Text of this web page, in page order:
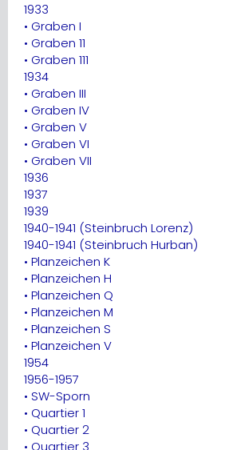
1933
• Graben I
• Graben 11
• Graben 111
1934
• Graben III
• Graben IV
• Graben V
• Graben VI
• Graben VII
1936
1937
1939
1940-1941 (Steinbruch Lorenz)
1940-1941 (Steinbruch Hurban)
• Planzeichen K
• Planzeichen H
• Planzeichen Q
• Planzeichen M
• Planzeichen S
• Planzeichen V
1954
1956-1957
• SW-Sporn
• Quartier 1
• Quartier 2
• Quartier 3